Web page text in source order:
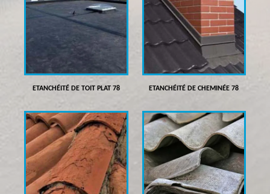
ETANCHÉITÉ DE TOIT PLAT 78 ETANCHÉITÉ DE CHEMINÉE 78